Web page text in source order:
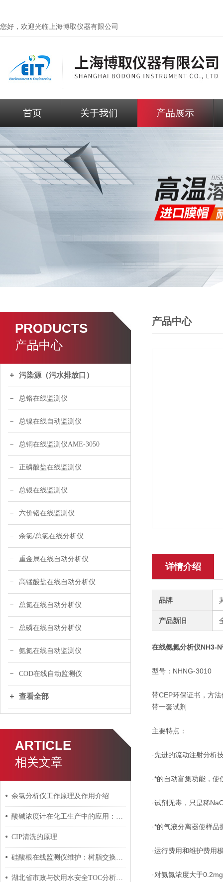
您好，欢迎光临上海博取仪器有限公司
首页 关于我们 产品展示
PRODUCTS
产品中心
污染源（污水排放口）
总铬在线监测仪
总镍在线自动监测仪
总铜在线监测仪AME-3050
正磷酸盐在线监测仪
总银在线监测仪
六价铬在线监测仪
余氯/总氯在线分析仪
重金属在线自动分析仪
高锰酸盐在线自动分析仪
总氮在线自动分析仪
总磷在线自动分析仪
氨氮在线自动监测仪
COD在线自动监测仪
查看全部
ARTICLE
相关文章
余氯分析仪工作原理及作用介绍
酸碱浓度计在化工生产中的应用：电感式与电磁式对比
CIP清洗的原理
硅酸根在线监测仪维护：树脂交换柱失效判断与更换时机
湖北省市政与饮用水安全TOC分析仪应用探讨
产品中心
详情介绍
品牌
产品新旧
在线氨氮分析仪NH3-
型号：NHNG-3010
带CEP环保证书，方
带一套试剂
主要特点：
·先进的流动注射分析
·*的自动富集功能，
·试剂无毒，只是稀
·*的气液分离器使样
·运行费用和维护费用
·对氨氮浓度大于